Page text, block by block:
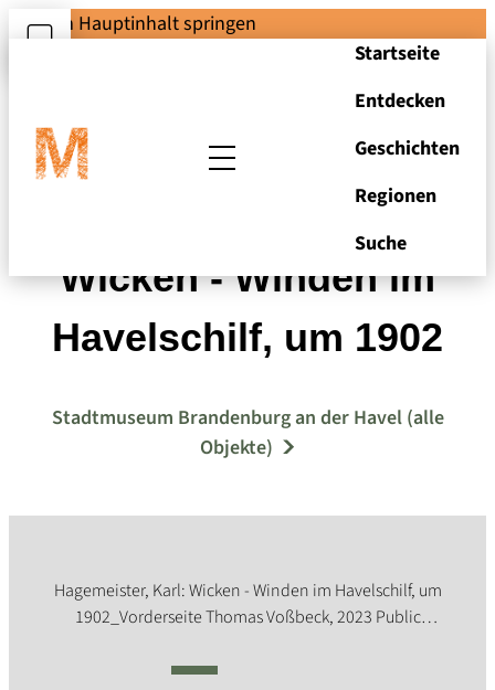
Zum Hauptinhalt springen
Startseite
Entdecken
Geschichten
Regionen
Suche
Hagemeister, Karl:
Wicken - Winden im
Havelschilf, um 1902
Stadtmuseum Brandenburg an der Havel (alle
Objekte)